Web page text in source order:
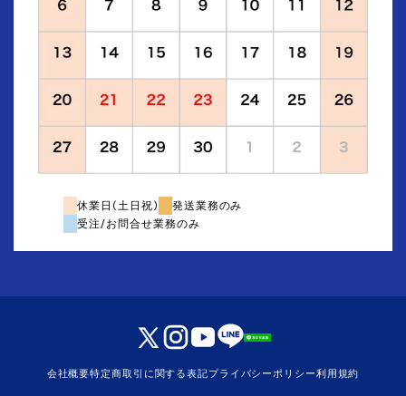
休業日(土日祝)
発送業務のみ
受注/お問合せ業務のみ
会社概要特定商取引に関する表記プライバシーポリシー利用規約